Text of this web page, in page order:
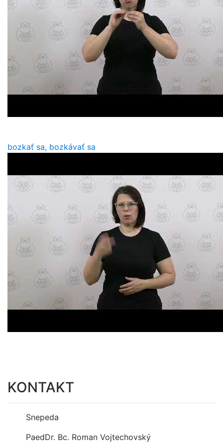
bozkať sa, bozkávať sa
KONTAKT
Snepeda
PaedDr. Bc. Roman Vojtechovský